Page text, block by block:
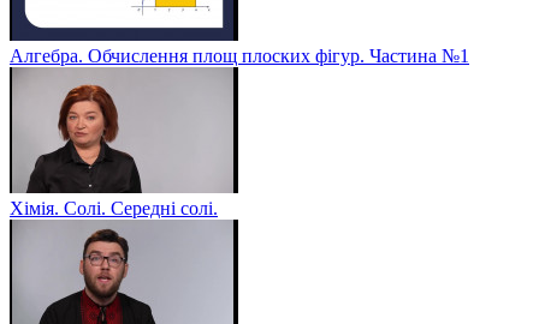
Алгебра. Обчислення площ плоских фігур. Частина №1
Хімія. Солі. Середні солі.